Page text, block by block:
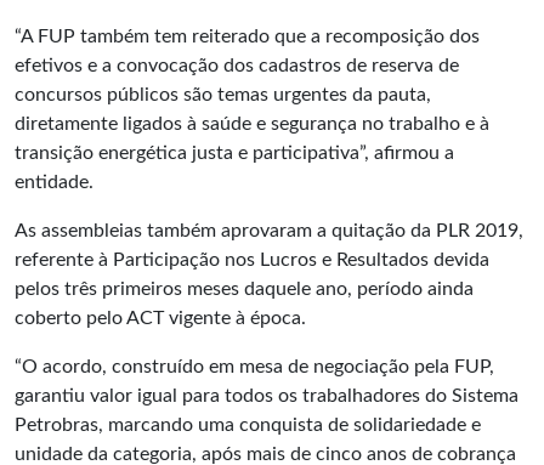
“A FUP também tem reiterado que a recomposição dos
efetivos e a convocação dos cadastros de reserva de
concursos públicos são temas urgentes da pauta,
diretamente ligados à saúde e segurança no trabalho e à
transição energética justa e participativa”, afirmou a
entidade.
As assembleias também aprovaram a quitação da PLR 2019,
referente à Participação nos Lucros e Resultados devida
pelos três primeiros meses daquele ano, período ainda
coberto pelo ACT vigente à época.
“O acordo, construído em mesa de negociação pela FUP,
garantiu valor igual para todos os trabalhadores do Sistema
Petrobras, marcando uma conquista de solidariedade e
unidade da categoria, após mais de cinco anos de cobrança